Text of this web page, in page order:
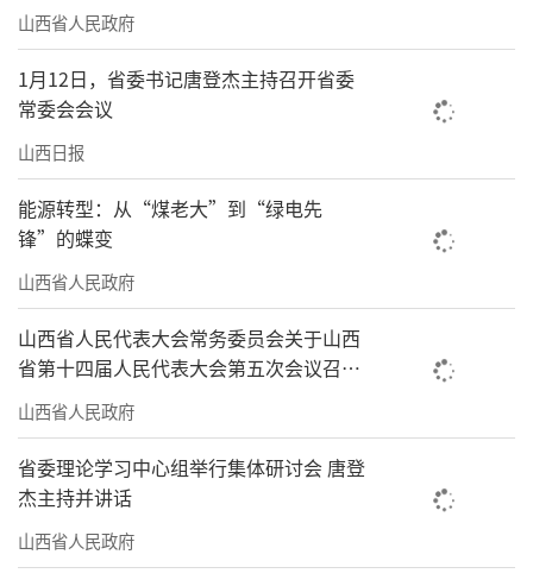
山西省人民政府
1月12日，省委书记唐登杰主持召开省委
常委会会议
山西日报
能源转型：从“煤老大”到“绿电先
锋”的蝶变
山西省人民政府
山西省人民代表大会常务委员会关于山西
省第十四届人民代表大会第五次会议召开
时间的决定
山西省人民政府
省委理论学习中心组举行集体研讨会 唐登
杰主持并讲话
山西省人民政府